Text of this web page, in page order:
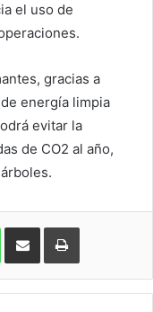
el uso de
gracias a
energía limpia
evitar la
de CO2 al año,
WhatsApp